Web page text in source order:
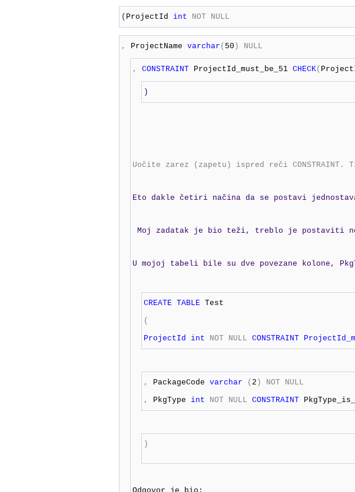
( ProjectId int NOT NULL
, ProjectName varchar ( 50 )
, CONSTRAINT ProjectId_must_be_51 CHECK(
)
Uočite zarez (zapetu) ispred reči
Eto dakle četiri načina da se postavi
Moj zadatak je bio teži, treblo je postaviti ne
U mojoj tabeli bile su dve povezane kolone,
CREATE TABLE Test
(
ProjectId int NOT NULL CONSTRAINT
, PackageCode varchar ( 2 ) NOT NULL
,
PkgType int NOT NULL CONSTRAINT
)